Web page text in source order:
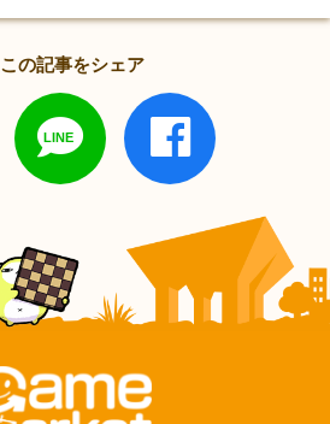
この記事をシェア